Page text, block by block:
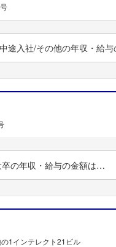
途入社/その他の年収・給
の年収・給与の金額は…
1インテレクト21ビル